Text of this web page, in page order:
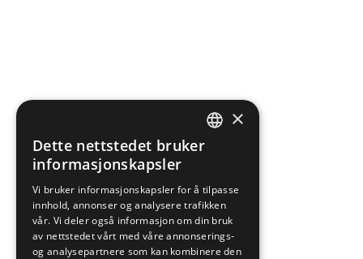
NORWEGIAN
×
Dette nettstedet bruker
informasjonskapsler
Vi bruker informasjonskapsler for å tilpasse
innhold, annonser og analysere trafikken
vår. Vi deler også informasjon om din bruk
av nettstedet vårt med våre annonserings-
og analysepartnere som kan kombinere den